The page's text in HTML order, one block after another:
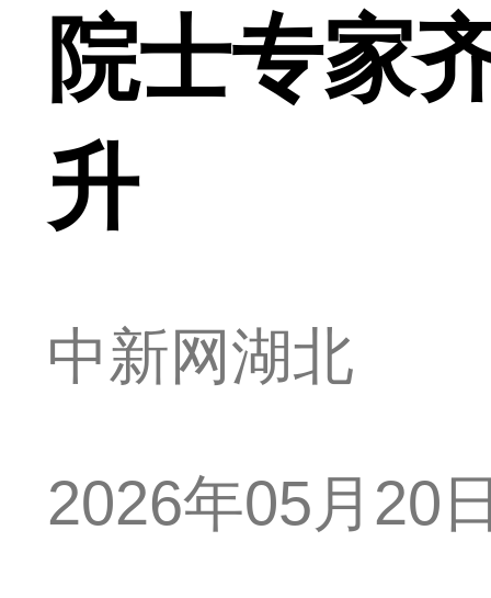
院士专家
升
中新网湖北
2026年05月20